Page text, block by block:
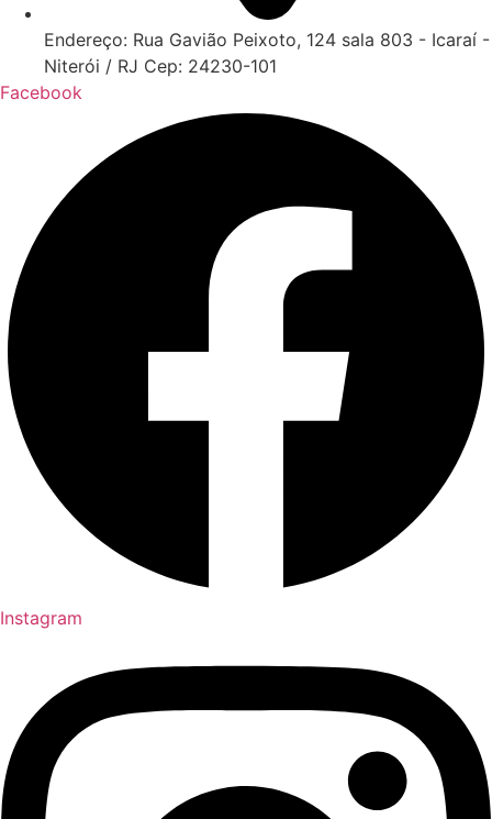
Endereço: Rua Gavião Peixoto, 124 sala 803 - Icaraí -
Niterói / RJ Cep: 24230-101
Facebook
Instagram